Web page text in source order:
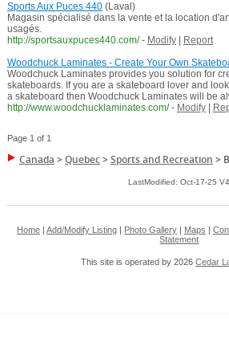
Sports Aux Puces 440(Laval)
Magasin spécialisé dans la vente et la location
usagés.
http://sportsauxpuces440.com/ - Modify|
Report
Woodchuck Laminates - Create Your Own
Woodchuck Laminates provides you solution for
skateboards. If you are a skateboard lover and
a skateboard then Woodchuck Laminates will be
http://www.woodchucklaminates.com/ - Modify|
Page 1 of 1
Canada >Quebec>Sports and Recreation >
LastModified: Oct-17-25 V4
Home| Add/Modify Listing| Photo Gallery| Maps
Statement
This site is operated by 2026 Cedar